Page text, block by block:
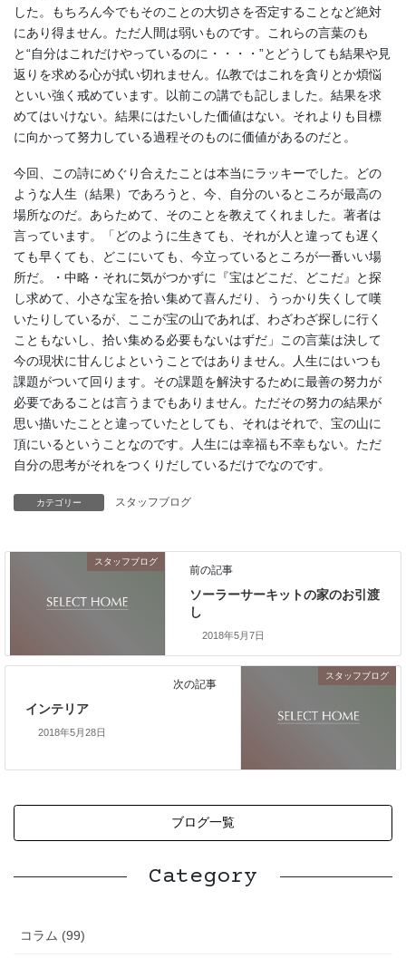
した。もちろん今でもそのことの大切さを否定することなど絶対
にあり得ません。ただ人間は弱いものです。これらの言葉のも
と“自分はこれだけやっているのに・・・・”とどうしても結果や見
返りを求める心が拭い切れません。仏教ではこれを貪りとか煩悩
といい強く戒めています。以前この講でも記しました。結果を求
めてはいけない。結果にはたいした価値はない。それよりも目標
に向かって努力している過程そのものに価値があるのだと。
今回、この詩にめぐり合えたことは本当にラッキーでした。どの
ような人生（結果）であろうと、今、自分のいるところが最高の
場所なのだ。あらためて、そのことを教えてくれました。著者は
言っています。「どのように生きても、それが人と違っても遅く
ても早くても、どこにいても、今立っているところが一番いい場
所だ。・中略・それに気がつかずに『宝はどこだ、どこだ』と探
し求めて、小さな宝を拾い集めて喜んだり、うっかり失くして嘆
いたりしているが、ここが宝の山であれば、わざわざ探しに行く
こともないし、拾い集める必要もないはずだ」この言葉は決して
今の現状に甘んじよということではありません。人生にはいつも
課題がついて回ります。その課題を解決するために最善の努力が
必要であることは言うまでもありません。ただその努力の結果が
思い描いたことと違っていたとしても、それはそれで、宝の山に
頂にいるということなのです。人生には幸福も不幸もない。ただ
自分の思考がそれをつくりだしているだけでなのです。
カテゴリー スタッフブログ
スタッフブログ
前の記事
ソーラーサーキットの家のお引渡
し
2018年5月7日
スタッフブログ
次の記事
インテリア
2018年5月28日
ブログ一覧
Category
コラム (99)